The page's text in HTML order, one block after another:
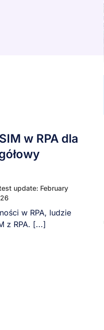
w RPA dla
update: February
w RPA, ludzie
z RPA. [...]